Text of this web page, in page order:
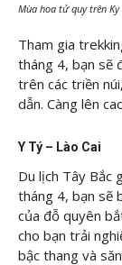
Mùa hoa tử quy trên
Tham gia
tháng 4, bạn sẽ
trên các triền
dẫn. Càng lên
Y Tý – Lào Cai
Du lịch Tây Bắc
tháng 4, bạn sẽ
của đỗ quyên
cho bạn trải
bậc thang và